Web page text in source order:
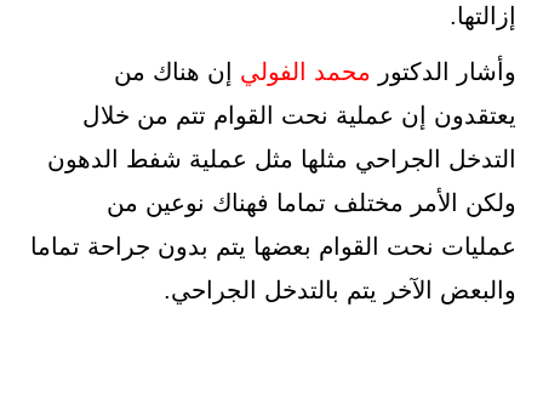
إزالتها.
وأشار الدكتور محمد الفولي إن هناك من
يعتقدون إن عملية نحت القوام تتم من خلال
التدخل الجراحي مثلها مثل عملية شفط الدهون
ولكن الأمر مختلف تماما فهناك نوعين من
عمليات نحت القوام بعضها يتم بدون جراحة تماما
والبعض الآخر يتم بالتدخل الجراحي.